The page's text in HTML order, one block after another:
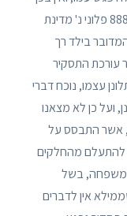
כדי לחתור תחת תקפות התסקיר (ע"פ 8888/07 פלוני נ' מדינת
המדובר בילד רך
עורכת התסקיר
עצמו, נוכח דברי
ועל כן לא מצאנו
אשר התבסס על
להתעלם מהחלקים
המשפחה, בשל
אין לדברים